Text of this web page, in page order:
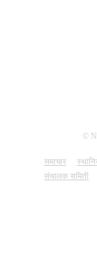
©
समाचार
संचालक समिती